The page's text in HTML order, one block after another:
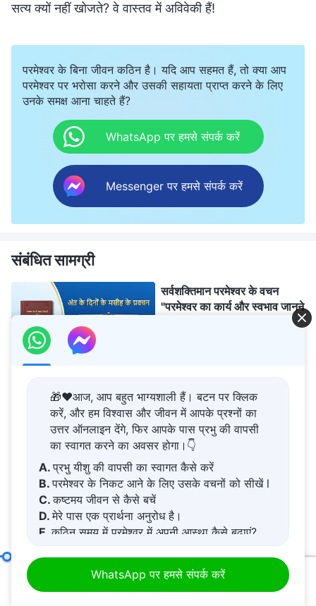
सत्य क्यों नहीं खोजते? वे वास्तव में अविवेकी हैं!
परमेश्वर के बिना जीवन कठिन है। यदि आप सहमत हैं, तो क्या आप
परमेश्वर पर भरोसा करने और उसकी सहायता प्राप्त करने के लिए
उनके समक्ष आना चाहते हैं?
WhatsApp पर हमसे संपर्क करें
Messenger पर हमसे संपर्क करें
संबंधित सामग्री
सर्वशक्तिमान परमेश्वर के वचन
"परमेश्वर का कार्य और स्वभाव जानने
45:07
नौ : वे अपना कर्तव्य केवल खुद को
अलग दिखाने और अपने हितों और
महत्वाकांक्षाओं को पूरा करने के लिए
निभाते हैं; वे कभी परमेश्वर के घर के
हितों की नहीं सोचते और वे व्यक्तिगत
यश के बदले उन हितों के साथ
विश्वासघात तक कर देते हैं (भाग
तीन)" (खंड पाँच)
सर्वशक्तिमान परमेश्वर के वचन
"प्रार्थना की क्रिया के विषय में"
सर्वशक्तिमान परमेश्वर के वचन
"संपूर्ण ब्रह्मांड के लिए परमेश्वर के
🎁❤️आज, आप बहुत भाग्यशाली हैं। बटन पर क्लिक
करें, और हम विश्वास और जीवन में आपके प्रश्नों का
उत्तर ऑनलाइन देंगे, फिर आपके पास प्रभु की वापसी
का स्वागत करने का अवसर होगा।👇
A.प्रभु यीशु की वापसी का स्वागत कैसे करें
B.परमेश्वर के निकट आने के लिए उसके वचनों को सीखें l
C.कष्टमय जीवन से कैसे बचें
D.मेरे पास एक प्रार्थना अनुरोध है।
E.कठिन समय में परमेश्वर में अपनी आस्था कैसे बढ़ाएं?
WhatsApp पर हमसे संपर्क करेंमद पंद्रह : वे परमेश्वर के अस्तित्व में विश्वास नहीं करते और वे मसीह के सार को नकारते हैं (भाग दो)